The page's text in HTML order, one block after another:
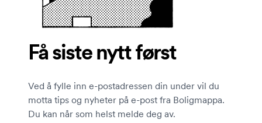
Få siste nytt først
Ved å fylle inn e-postadressen din under vil du
motta tips og nyheter på e-post fra Boligmappa.
Du kan når som helst melde deg av.